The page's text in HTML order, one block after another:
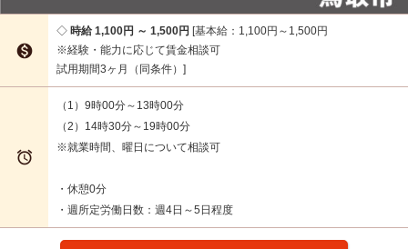

時給 1,100円 ～ 1,500円 基本給：1,100円～1,500円
※経験・能力に応じて賃金相談可
試用期間3ヶ月（同条件）

（1）9時00分～13時00分
（2）14時30分～19時00分
※就業時間、曜日について相談可
・休憩0分
・週所定労働日数：週4日～5日程度